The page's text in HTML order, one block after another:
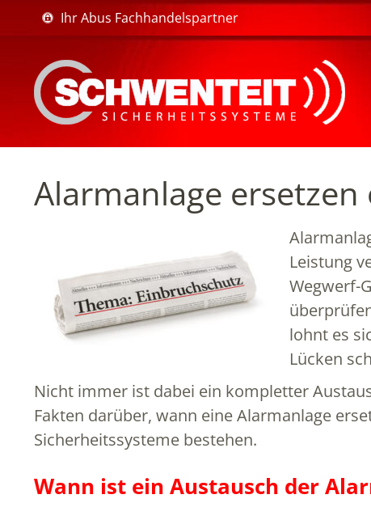
Ihr Abus Fachhandelspartner
Alarmanlage
Leistung
Wegwerf-
lohnt es
Lücken
Nicht immer ist dabei ein kompletter
Fakten darüber, wann eine Alarmanlage
Sicherheitssysteme bestehen.
Wann ist ein Austausch der